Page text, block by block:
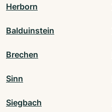
Herborn
Balduinstein
Brechen
Sinn
Siegbach